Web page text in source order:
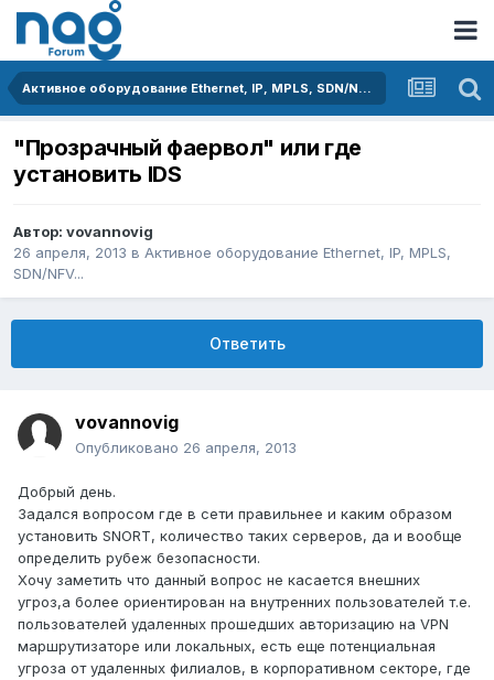
Активное оборудование Ethernet, IP, MPLS, SDN/NFV...
"Прозрачный фаервол" или где
установить IDS
Автор: vovannovig
26 апреля, 2013 в Активное оборудование Ethernet, IP, MPLS,
SDN/NFV...
Ответить
vovannovig
Опубликовано 26 апреля, 2013
Добрый день.
Задался вопросом где в сети правильнее и каким образом
установить SNORT, количество таких серверов, да и вообще
определить рубеж безопасности.
Хочу заметить что данный вопрос не касается внешних
угроз,а более ориентирован на внутренних пользователей т.е.
пользователей удаленных прошедших авторизацию на VPN
маршрутизаторе или локальных, есть еще потенциальная
угроза от удаленных филиалов, в корпоративном секторе, где